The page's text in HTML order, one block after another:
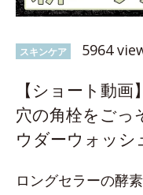
スキンケア 5964
【ショート動
穴の角栓をごっ
ウダーウォッシ
ロングセラーの酵